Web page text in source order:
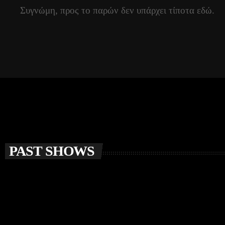
Συγνώμη, προς το παρών δεν υπάρχει τίποτα εδώ.
PAST SHOWS